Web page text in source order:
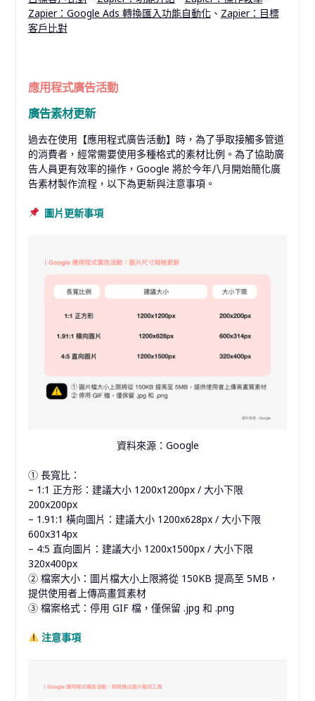
Zapier：Google Ads 轉換匯入功能自動化、 Zapier：目標
客戶比對
應用程式廣告活動
廣告素材更新
過去在使用【應用程式廣告活動】時，為了爭取接觸多管道
的消費者，經常需要使用多種格式的素材比例。為了協助廣
告人員更有效率的操作，Google 將於今年八月開始簡化廣
告素材製作流程，以下為更新與注意事項。
圖片更新事項
資料來源：Google
① 長寬比：
– 1:1 正方形：建議大小 1200x1200px / 大小下限
200x200px
– 1.91:1 橫向圖片：建議大小 1200x628px / 大小下限
600x314px
– 4:5 直向圖片：建議大小 1200x1500px / 大小下限
320x400px
② 檔案大小：圖片檔大小上限將從 150KB 提高至 5MB，
提供使用者上傳高畫質素材
③ 檔案格式：停用 GIF 檔，僅保留 .jpg 和 .png
注意事項